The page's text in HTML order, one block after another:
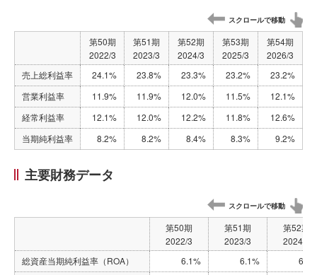
スクロールで移動
第50期
2022/3
第51期
2023/3
第52期
2024/3
第53期
2025/3
第54期
2026/3
売上総利益率
24.1% 23.8% 23.3% 23.2%
23.2%
営業利益率
11.9% 11.9% 12.0% 11.5%
12.1%
経常利益率
12.1% 12.0% 12.2% 11.8%
12.6%
当期純利益率
8.2% 8.2% 8.4% 8.3% 9.2%
主要財務データ
スクロールで移動
第50期
2022/3
第51期
2023/3
第52期
2024/3
総資産当期純利益率（ROA）
6.1% 6.1%